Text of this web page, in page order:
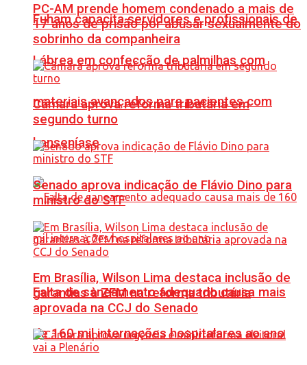
Fuham capacita servidores e profissionais de
Lábrea em confecção de palmilhas com
materiais avançados para pacientes com
hanseníase
Falta de saneamento adequado causa mais
de 160 mil internações hospitalares ao ano
PC-AM prende homem condenado a mais de
17 anos de prisão por abusar sexualmente do
sobrinho da companheira
Câmara aprova reforma tributária em
segundo turno
Senado aprova indicação de Flávio Dino para
ministro do STF
Em Brasília, Wilson Lima destaca inclusão de
garantias à ZFM na reforma tributária
aprovada na CCJ do Senado